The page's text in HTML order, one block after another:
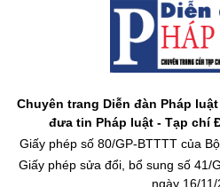
Chuyên trang Diễn đàn Pháp
đưa tin Pháp luật - Tạp chí
Giấy phép số 80/GP-BTTTT của
Giấy phép sửa đổi, bổ sung số 41/
ngày 16/11/